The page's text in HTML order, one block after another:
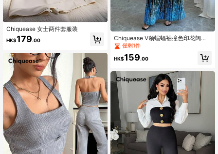
Chiquease 女士两件套服装
HK$179.00
Chiquease V领蝙蝠袖撞色印花阔腿
连体裤，适合大学穿着
僅剩1件
HK$159.00